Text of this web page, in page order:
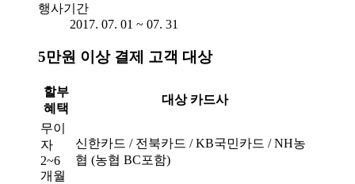
행사기간
2017. 07. 01 ~ 07. 31
5만원 이상 결제 고객 대상
할부
혜택
대상 카드사
무이
자
2~6
개월
신한카드 / 전북카드 / KB국민카드 / NH농
협 (농협 BC포함)